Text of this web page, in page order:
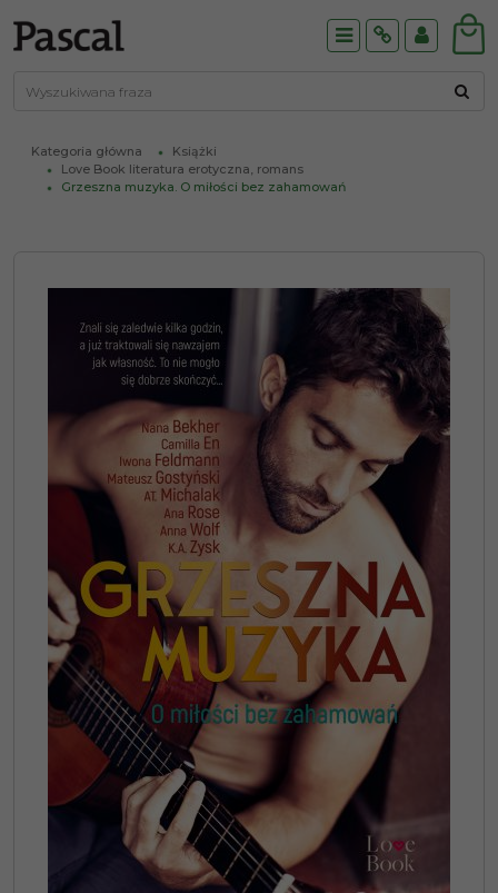
MenuInfoPanel
Kategoria główna
Książki
Love Book literatura erotyczna, romans
Grzeszna muzyka. O miłości bez zahamowań